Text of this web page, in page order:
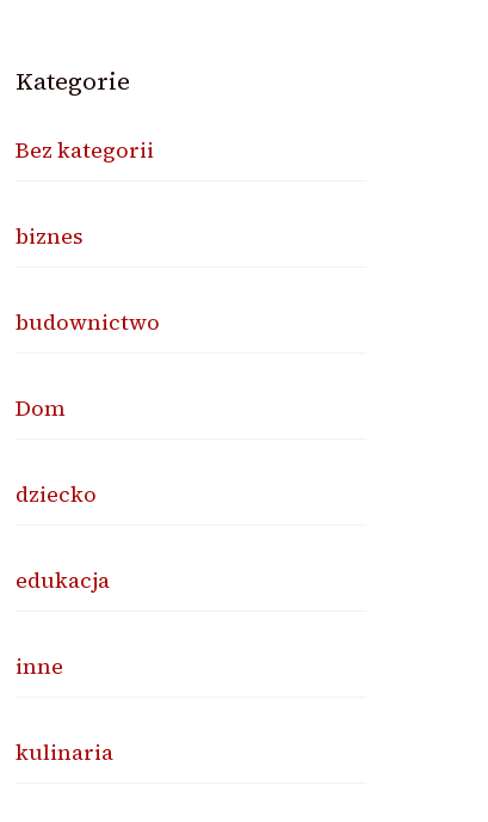
Kategorie
Bez kategorii
biznes
budownictwo
Dom
dziecko
edukacja
inne
kulinaria